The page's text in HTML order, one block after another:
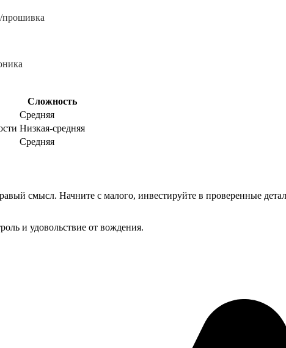
прошивка
Сложность
Средняя
Низкая-средняя
Средняя
смысл. Начните с малого, инвестируйте в проверенные
и удовольствие от вождения.